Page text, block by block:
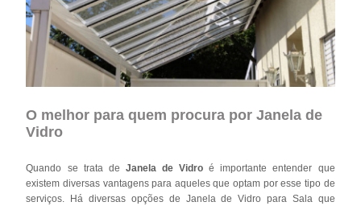
O melhor para quem procura por Janela de
Vidro
Quando se trata de Janela de Vidro é importante entender que
existem diversas vantagens para aqueles que optam por esse tipo de
serviços. Há diversas opções de Janela de Vidro para Sala que